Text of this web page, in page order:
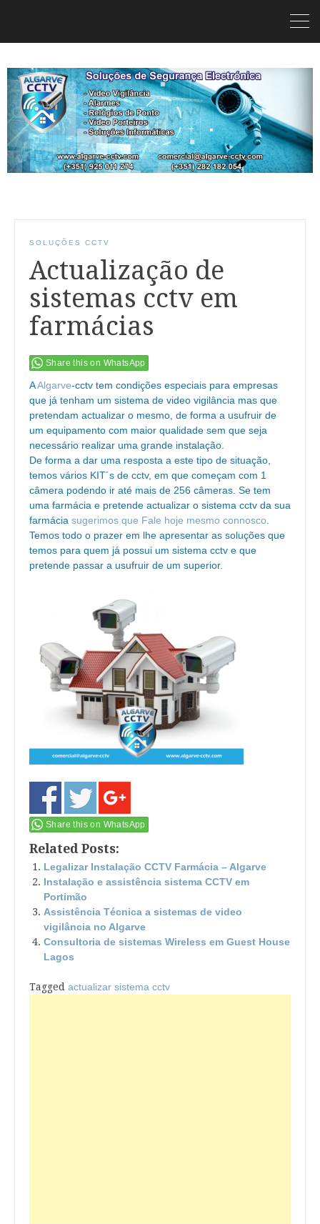
SOLUÇÕES CCTV
Actualização de
sistemas cctv em
farmácias
Share this on WhatsApp
AAlgarve-cctv tem condições especiais para empresas
que já tenham um sistema de video vigilância mas que
pretendam actualizar o mesmo, de forma a usufruir de
um equipamento com maior qualidade sem que seja
necessário realizar uma grande instalação.
De forma a dar uma resposta a este tipo de situação,
temos vários KIT´s de cctv, em que começam com 1
câmera podendo ir até mais de 256 câmeras. Se tem
uma farmácia e pretende actualizar o sistema cctv da sua
farmácia sugerimos que Fale hoje mesmo connosco
Temos todo o prazer em lhe apresentar as soluções que
temos para quem já possui um sistema cctv e que
pretende passar a usufruir de um superior.
Share this on WhatsApp
Related Posts:
Legalizar Instalação CCTV Farmácia – Algarve
Instalação e assistência sistema CCTV em
Portimão
Assistência Técnica a sistemas de video
vigilância no Algarve
Consultoria de sistemas Wireless em Guest House
Lagos
Tagged actualizar sistema cctv